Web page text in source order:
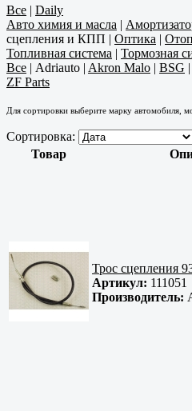
Все | Daily
Авто химия и масла |
сцепления и КПП | Оптика |
Топливная система | Тормозная
Все | Adriauto | Akron Malo | BSG |
ZF Parts
Для сортировки выберите марку автомобиля,
Сортировка:
Товар
Трос сцепления
Артикул: 111051
Производитель: